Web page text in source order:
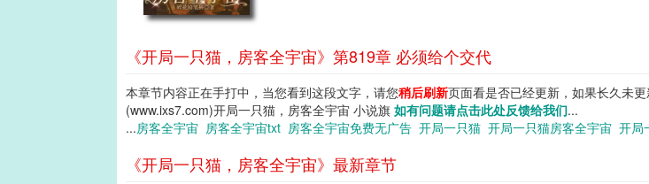
《开局一只猫，房客全宇宙》第819章 必须给个交代
本章节内容正在手打中，当您看到这段文字，请您稍后刷新页面看是否已经更新，如果长久未
(www.ixs7.com)开局一只猫，房客全宇宙 小说旗 如有问题请点击此处反馈给我们...
...房客全宇宙 房客全宇宙txt 房客全宇宙免费无广告 开局一只猫 开局一只猫房客全宇宙 开局
《开局一只猫，房客全宇宙》最新章节